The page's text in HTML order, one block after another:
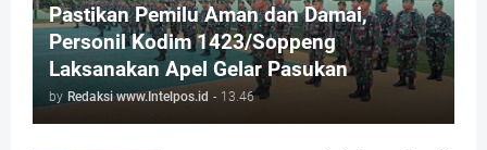
Pastikan Pemilu Aman dan Damai,
Personil Kodim 1423/Soppeng
Laksanakan Apel Gelar Pasukan
by Redaksi www.Intelpos.id - 13.46